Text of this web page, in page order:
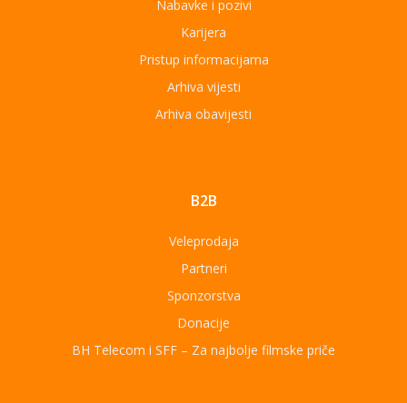
Nabavke i pozivi
Karijera
Pristup informacijama
Arhiva vijesti
Arhiva obavijesti
B2B
Veleprodaja
Partneri
Sponzorstva
Donacije
BH Telecom i SFF – Za najbolje filmske priče